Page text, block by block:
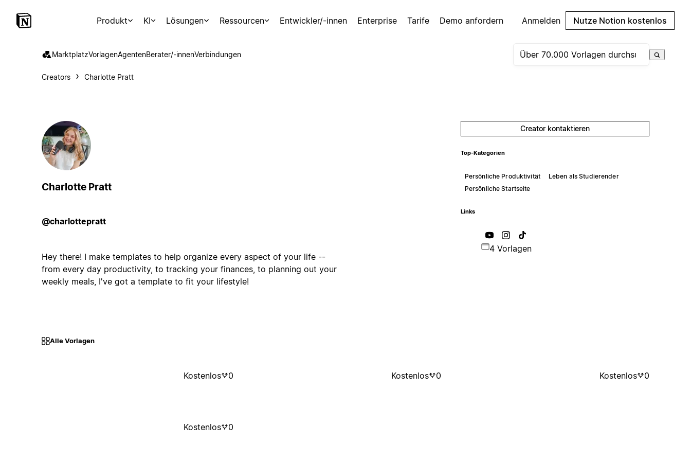
Produkt KI Lösungen Ressourcen Entwickler/-innen Enterprise Tarife Demo anfordern Anmelden Nutze Notion kostenlos
MarktplatzVorlagenAgentenBerater/-innenVerbindungen
Creators Charlotte Pratt
Charlotte Pratt
@charlottepratt
Hey there! I make templates to help organize every aspect of your life --
from every day productivity, to tracking your finances, to planning out your
weekly meals, I've got a template to fit your lifestyle!
Creator kontaktieren
Top-Kategorien
Persönliche Produktivität
Leben als Studierender
Persönliche Startseite
Links
4 Vorlagen
Alle Vorlagen
Kostenlos 0 Kostenlos 0 Kostenlos 0
Kostenlos 0